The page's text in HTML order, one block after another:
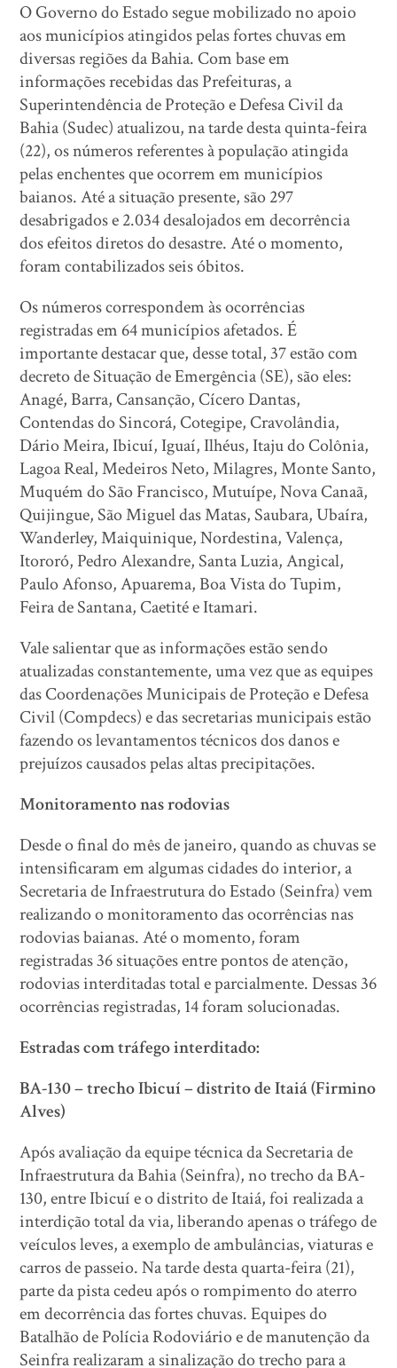
O Governo do Estado segue mobilizado no apoio
aos municípios atingidos pelas fortes chuvas em
diversas regiões da Bahia. Com base em
informações recebidas das Prefeituras, a
Superintendência de Proteção e Defesa Civil da
Bahia (Sudec) atualizou, na tarde desta quinta-feira
(22), os números referentes à população atingida
pelas enchentes que ocorrem em municípios
baianos. Até a situação presente, são 297
desabrigados e 2.034 desalojados em decorrência
dos efeitos diretos do desastre. Até o momento,
foram contabilizados seis óbitos.
Os números correspondem às ocorrências
registradas em 64 municípios afetados. É
importante destacar que, desse total, 37 estão com
decreto de Situação de Emergência (SE), são eles:
Anagé, Barra, Cansanção, Cícero Dantas,
Contendas do Sincorá, Cotegipe, Cravolândia,
Dário Meira, Ibicuí, Iguaí, Ilhéus, Itaju do Colônia,
Lagoa Real, Medeiros Neto, Milagres, Monte Santo,
Muquém do São Francisco, Mutuípe, Nova Canaã,
Quijingue, São Miguel das Matas, Saubara, Ubaíra,
Wanderley, Maiquinique, Nordestina, Valença,
Itororó, Pedro Alexandre, Santa Luzia, Angical,
Paulo Afonso, Apuarema, Boa Vista do Tupim,
Feira de Santana, Caetité e Itamari.
Vale salientar que as informações estão sendo
atualizadas constantemente, uma vez que as equipes
das Coordenações Municipais de Proteção e Defesa
Civil (Compdecs) e das secretarias municipais estão
fazendo os levantamentos técnicos dos danos e
prejuízos causados pelas altas precipitações.
Monitoramento nas rodovias
Desde o final do mês de janeiro, quando as chuvas se
intensificaram em algumas cidades do interior, a
Secretaria de Infraestrutura do Estado (Seinfra) vem
realizando o monitoramento das ocorrências nas
rodovias baianas. Até o momento, foram
registradas 36 situações entre pontos de atenção,
rodovias interditadas total e parcialmente. Dessas 36
ocorrências registradas, 14 foram solucionadas.
Estradas com tráfego interditado:
BA-130 – trecho Ibicuí – distrito de Itaiá (Firmino
Alves)
Após avaliação da equipe técnica da Secretaria de
Infraestrutura da Bahia (Seinfra), no trecho da BA-
130, entre Ibicuí e o distrito de Itaiá, foi realizada a
interdição total da via, liberando apenas o tráfego de
veículos leves, a exemplo de ambulâncias, viaturas e
carros de passeio. Na tarde desta quarta-feira (21),
parte da pista cedeu após o rompimento do aterro
em decorrência das fortes chuvas. Equipes do
Batalhão de Polícia Rodoviário e de manutenção da
Seinfra realizaram a sinalização do trecho para a